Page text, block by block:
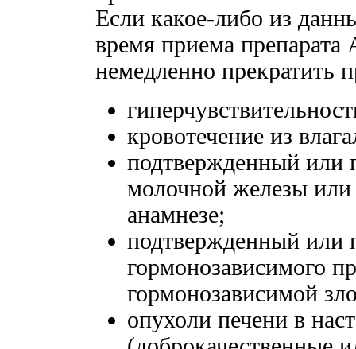
Если какое-либо из
время приема
немедленно прекратить
кровотечение из
подтвержденный или
молочной железы
анамнезе;
подтвержденный или
гормонозависимого
гормонозависимой
опухоли печени в